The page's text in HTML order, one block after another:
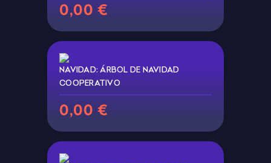
0,00 €
NAVIDAD: ÁRBOL DE NAVIDAD
COOPERATIVO
0,00 €